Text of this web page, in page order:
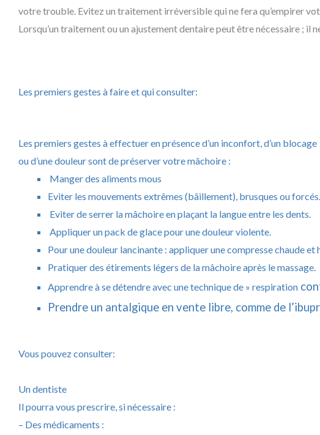
votre trouble. Evitez un traitement irréversible qui ne fera qu’empirer
Lorsqu’un traitement ou un ajustement dentaire peut être nécessaire ;
Les premiers gestes à faire et qui consulter:
Les premiers gestes à effectuer en présence d’un inconfort, d’un blocage
ou d’une douleur sont de préserver votre mâchoire :
Manger des aliments mous
Eviter les mouvements extrêmes (bâillement), brusques ou forcés.
Eviter de serrer la mâchoire en plaçant la langue entre les dents.
Appliquer un pack de glace pour une douleur violente.
Pour une douleur lancinante : appliquer une compresse chaude
Pratiquer des étirements légers de la mâchoire après le massage.
Apprendre à se détendre avec une technique de » respiration
Prendre un antalgique en vente libre, comme de
Vous pouvez consulter:
Un dentiste
Il pourra vous prescrire, si nécessaire :
– Des médicaments :